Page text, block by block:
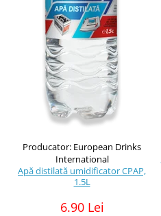
Producator: European Drinks
International
Apă distilată umidificator CPAP,
1.5L
6.90 Lei